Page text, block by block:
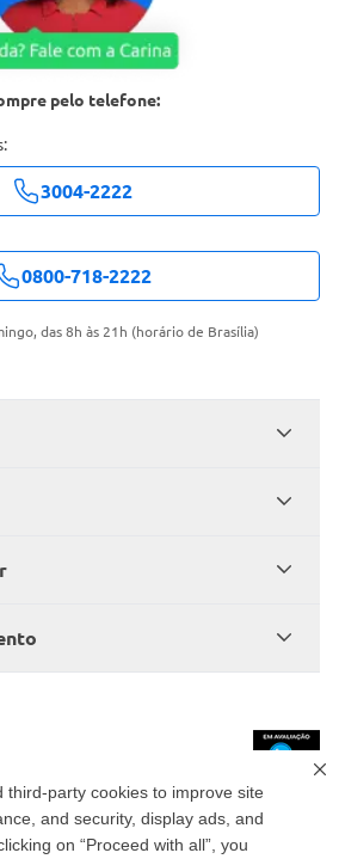
third-party cookies to improve site
and security, display ads, and
on “Proceed with all”, you
pelo telefone:
3004-2222
0800-718-2222
das 8h às 21h (horário de Brasília)
devoluções
e Indústrias Ltda Via de Acesso Norte, Km 38,
Cajamar - SP | CEP 07789-100 | CNPJ: